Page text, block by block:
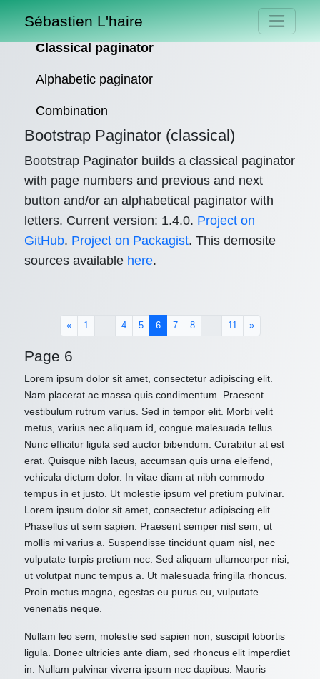
Sébastien L'haire
Classical paginator
Alphabetic paginator
Combination
Bootstrap Paginator (classical)
Bootstrap Paginator builds a classical paginator
with page numbers and previous and next
button and/or an alphabetical paginator with
letters. Current version: 1.4.0. Project on
GitHub. Project on Packagist. This demosite
sources available here.
« 1 ... 4 5 6(current)
7 8 ... 11 »
Page 6
Lorem ipsum dolor sit amet, consectetur adipiscing elit.
Nam placerat ac massa quis condimentum. Praesent
vestibulum rutrum varius. Sed in tempor elit. Morbi velit
metus, varius nec aliquam id, congue malesuada tellus.
Nunc efficitur ligula sed auctor bibendum. Curabitur at est
erat. Quisque nibh lacus, accumsan quis urna eleifend,
vehicula dictum dolor. In vitae diam at nibh commodo
tempus in et justo. Ut molestie ipsum vel pretium pulvinar.
Lorem ipsum dolor sit amet, consectetur adipiscing elit.
Phasellus ut sem sapien. Praesent semper nisl sem, ut
mollis mi varius a. Suspendisse tincidunt quam nisl, nec
vulputate turpis pretium nec. Sed aliquam ullamcorper nisi,
ut volutpat nunc tempus a. Ut malesuada fringilla rhoncus.
Proin metus magna, egestas eu purus eu, vulputate
venenatis neque.
Nullam leo sem, molestie sed sapien non, suscipit lobortis
ligula. Donec ultricies ante diam, sed rhoncus elit imperdiet
in. Nullam pulvinar viverra ipsum nec dapibus. Mauris